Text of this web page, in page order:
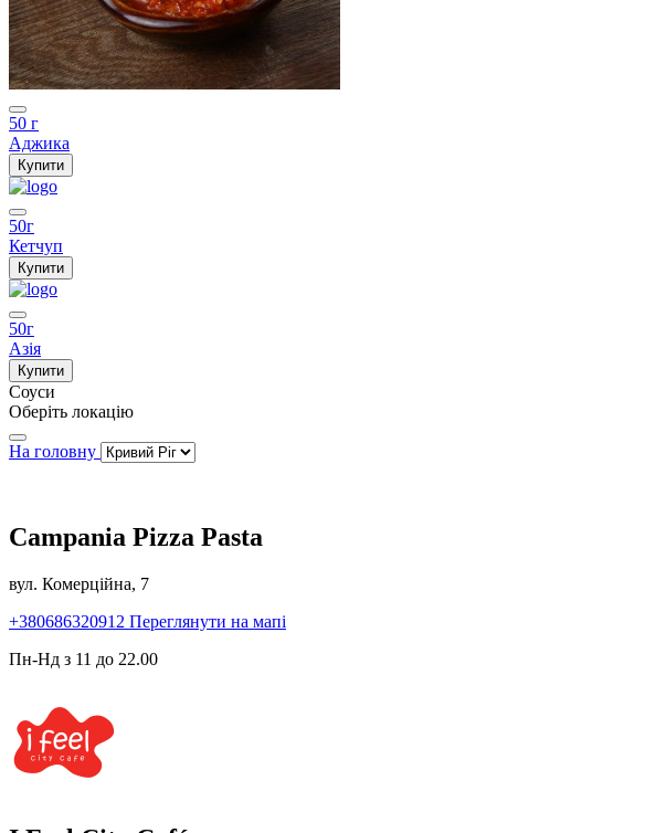
50 г
Аджика
Купити
50г
Кетчуп
Купити
50г
Азія
Купити
Соуси
Оберіть локацію
На головну
Campania Pizza Pasta
вул. Комерційна, 7
+380686320912 Переглянути на мапі
Пн-Нд з 11 до 22.00